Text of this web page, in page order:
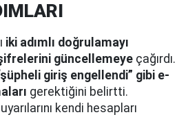
iki adımlı doğrulamayı
güncellemeye çağırdı.
giriş engellendi” gibi e-
gerektiğini belirtti.
kendi hesapları